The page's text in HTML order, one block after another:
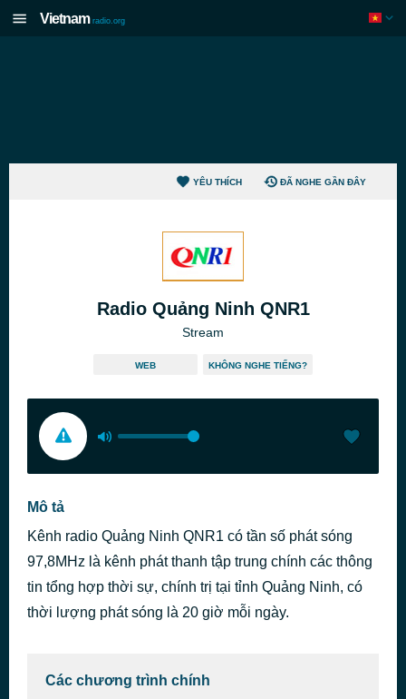
Vietnam radio.org
YÊU THÍCH ĐÃ NGHE GẦN ĐÂY
Radio Quảng Ninh QNR1
Stream
WEB KHÔNG NGHE TIẾNG?
Mô tả
Kênh radio Quảng Ninh QNR1 có tần số phát sóng
97,8MHz là kênh phát thanh tập trung chính các thông
tin tổng hợp thời sự, chính trị tại tỉnh Quảng Ninh, có
thời lượng phát sóng là 20 giờ mỗi ngày.
Các chương trình chính